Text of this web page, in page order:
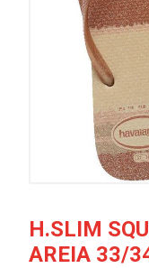
H.SLIM
AREIA 33/